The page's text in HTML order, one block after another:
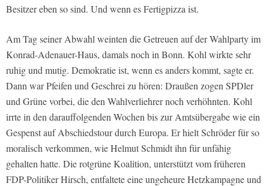
Besitzer eben so sind. Und wenn es Fertigpizza ist.
Am Tag seiner Abwahl weinten die Getreuen auf der Wahlparty im
Konrad-Adenauer-Haus, damals noch in Bonn. Kohl wirkte sehr
ruhig und mutig. Demokratie ist, wenn es anders kommt, sagte er.
Dann war Pfeifen und Geschrei zu hören: Draußen zogen SPDler
und Grüne vorbei, die den Wahlverliehrer noch verhöhnten. Kohl
irrte in den darauffolgenden Wochen bis zur Amtsübergabe wie ein
Gespenst auf Abschiedstour durch Europa. Er hielt Schröder für so
moralisch verkommen, wie Helmut Schmidt ihn für unfähig
gehalten hatte. Die rotgrüne Koalition, unterstützt vom früheren
FDP-Politiker Hirsch, entfaltete eine ungeheure Hetzkampagne und